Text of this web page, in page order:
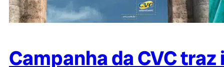
Campanha da CVC